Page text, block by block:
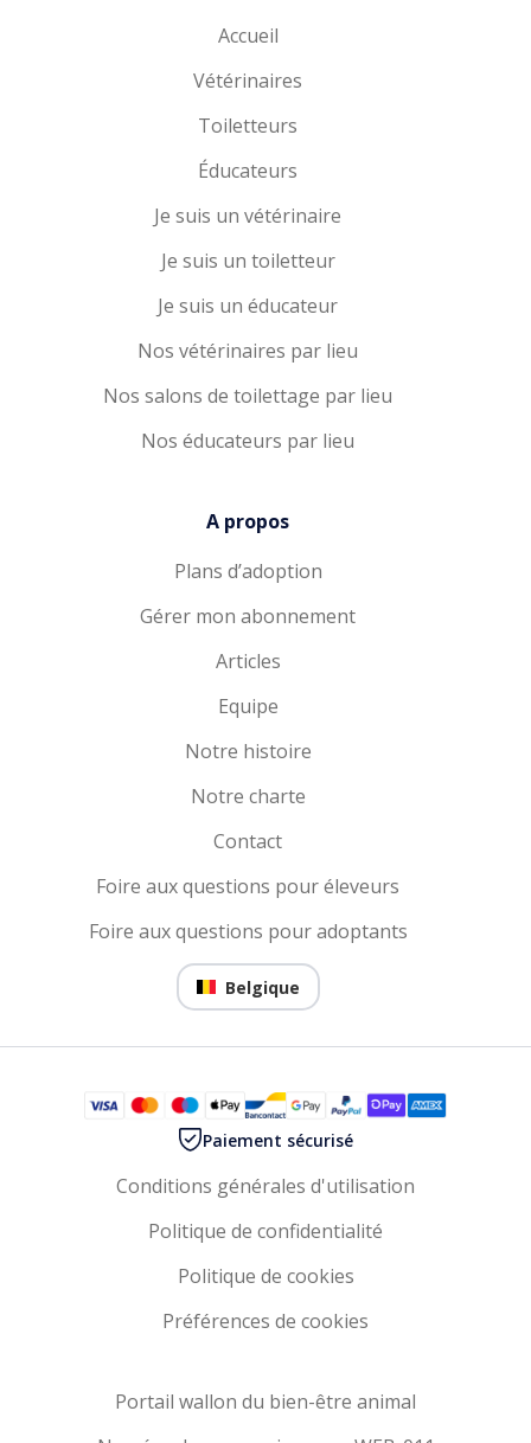
Accueil
Vétérinaires
Toiletteurs
Éducateurs
Je suis un vétérinaire
Je suis un toiletteur
Je suis un éducateur
Nos vétérinaires par lieu
Nos salons de toilettage par lieu
Nos éducateurs par lieu
A propos
Plans d’adoption
Gérer mon abonnement
Articles
Equipe
Notre histoire
Notre charte
Contact
Foire aux questions pour éleveurs
Foire aux questions pour adoptants
Belgique
Paiement sécurisé
Conditions générales d'utilisation
Politique de confidentialité
Politique de cookies
Préférences de cookies
Portail wallon du bien-être animal